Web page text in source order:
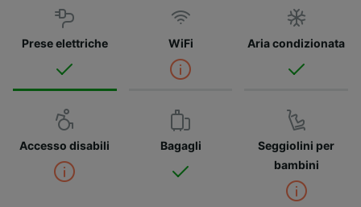
Prese elettriche WiFi Aria condizionata
Accesso disabili Bagagli
Seggiolini per
bambini